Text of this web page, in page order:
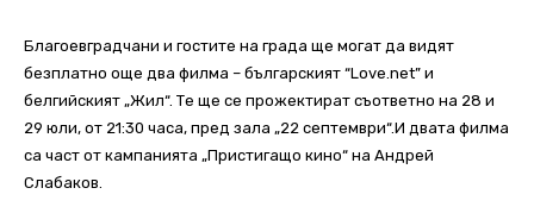
Благоевградчани и гостите на града ще могат да видят
безплатно още два филма – българският “Love.net” и
белгийският „Жил“. Те ще се прожектират съответно на 28 и
29 юли, от 21:30 часа, пред зала „22 септември“.И двата филма
са част от кампанията „Пристигащо кино“ на Андрей
Слабаков.